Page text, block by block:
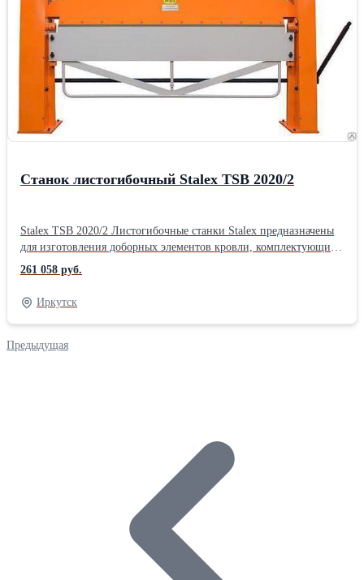
Станок листогибочный Stalex TSB 2020/2
Stalex TSB 2020/2 Листогибочные станки Stalex предназначены
для изготовления доборных элементов кровли, комплектующих
вентиляции и др. изделий из листового металла в цехах. Полно
проходной листогиб Stalex TSB 2020/2 сочетает в себе высокие
технические и эксплуатационные характеристики. Основным
преимуществом Stalex TSB 2020/2 является способность гнуть
листовой металл больших толщин: до 2 мм по оцинкованной
стали. Отсутствие ограничения по подаче листа и возможность
изделий из листового металла в цехах. Полно проходной
листогиб Stalex TSB 2020/2 сочетает в себе высокие технические
и эксплуатационные характеристики. Основным преимуществом
Stalex TSB 2020/2 является способность гнуть листовой металл
больших толщин: до 2 мм по оцинкованной стали. Конструкция
станка имеет вертикальный ход прижимной балки, что
позволяет фиксировать заготовки со строго параллельными
поверхностями и более сильным прижимом по всей длине
станка, в сравнении с обычными осевыми прижимами.
261 058 руб.
Иркутск
Предыдущая